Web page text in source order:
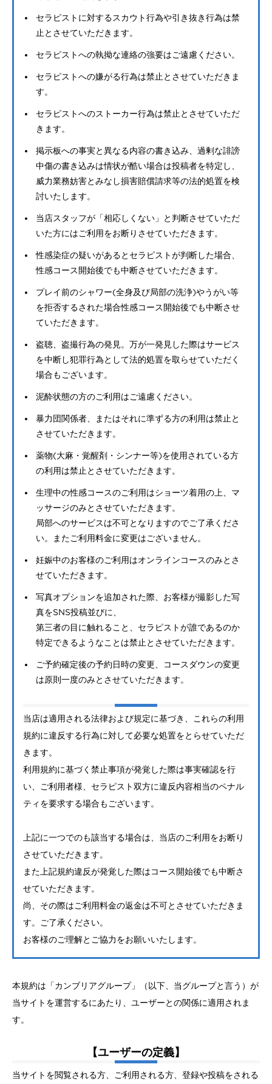
セラピストに対するスカウト行為や引き抜き行為は禁
止とさせていただきます。
セラピストへの執拗な連絡の強要はご遠慮ください。
セラピストへの嫌がる行為は禁止とさせていただきま
す。
セラピストへのストーカー行為は禁止とさせていただ
きます。
掲示板への事実と異なる内容の書き込み、過剰な誹謗
中傷の書き込みは情状が酷い場合は投稿者を特定し、
威力業務妨害とみなし損害賠償請求等の法的処置を検
討いたします。
当店スタッフが「相応しくない」と判断させていただ
いた方にはご利用をお断りさせていただきます。
性感染症の疑いがあるとセラピストが判断した場合、
性感コース開始後でも中断させていただきます。
プレイ前のシャワー(全身及び局部の洗浄)やうがい等
を拒否するされた場合性感コース開始後でも中断させ
ていただきます。
盗聴、盗撮行為の発見。万が一発見した際はサービス
を中断し犯罪行為として法的処置を取らせていただく
場合もございます。
泥酔状態の方のご利用はご遠慮ください。
暴力団関係者、またはそれに準ずる方の利用は禁止と
させていただきます。
薬物(大麻・覚醒剤・シンナー等)を使用されている方
の利用は禁止とさせていただきます。
生理中の性感コースのご利用はショーツ着用の上、マ
ッサージのみとさせていただきます。
局部へのサービスは不可となりますのでご了承くださ
い。またご利用料金に変更はございません。
妊娠中のお客様のご利用はオンラインコースのみとさ
せていただきます。
写真オプションを追加された際、お客様が撮影した写
真をSNS投稿並びに、
第三者の目に触れること、セラピストが誰であるのか
特定できるようなことは禁止とさせていただきます。
ご予約確定後の予約日時の変更、コースダウンの変更
は原則一度のみとさせていただきます。
当店は適用される法律および規定に基づき、これらの利用
規約に違反する行為に対して必要な処置をとらせていただ
きます。
利用規約に基づく禁止事項が発覚した際は事実確認を行
い、ご利用者様、セラピスト双方に違反内容相当のペナル
ティを要求する場合もございます。
上記に一つでのも該当する場合は、当店のご利用をお断り
させていただきます。
また上記規約違反が発覚した際はコース開始後でも中断さ
せていただきます。
尚、その際はご利用料金の返金は不可とさせていただきま
す。ご了承ください。
お客様のご理解とご協力をお願いいたします。
本規約は「カンブリアグループ」（以下、当グループと言う）が
当サイトを運営するにあたり、ユーザーとの関係に適用されま
す。
【ユーザーの定義】
当サイトを閲覧される方、ご利用される方、登録や投稿をされる